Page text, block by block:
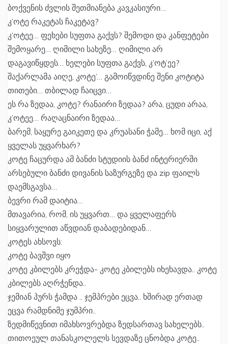
ბოქვენის ძვლის შეთმიანება კავკასიური…
კ’ოტე რაკეტას ჩაკეტავ?
კ’ოტეე… ფეხები სუფთა გაქვს? შემოდი და კანფეტები
შემოყარე… ღიმილი სახეზე… ღიმილი არ
დაგავიწყდეს… ხელები სუფთა გაქვს, კ’ოტ’ეე?
შაქარლამა აიღე, კოტე’… გამოიწვდინე შენი კოტიტა
თითები… თბილად ჩაიცვი…
ეს რა ზედაა, კოტე? რანაირი ზედაა? არა, ცუდი არაა,
კ’ოტეე… რაღაცნაირი ზედაა…
ბარემ, საყურე გაიკეთე და კრუასანი ჭამე… ხომ იცი, აქ
ყველას უყვარხარ?
კოტე ჩაცურდა ამ ბანძი სტუდიის ბანძ ინტერიერში
არსებული ბანძი დივანის საზურგეზე და zip ფაილს
დაემსგავსა…
ბევრი რამ დაიტია…
მთავარია, რომ, ის უყვართ… და ყველაფერს
სიყვარულით აწვდიან დაბადებიდან…
კოტეს ახსოვს:
კოტე ბავშვი იყო
კოტე კბილებს კრეჭდა- კოტე კბილებს იხეხავდა.. კოტე
კბილებს აღრჭენდა..
ჯემიან პურს ჭამდა .. ჯემპრები ეცვა.. ხშირად ერთად
ეცვა რამდნიმე ჯუმპრი..
ზედმიწევნით იმახსოვრებდა ზედსართავ სახელებს..
თითოეულ თანასკოლელს სევდაზე ცნობდა კოტე..